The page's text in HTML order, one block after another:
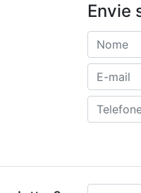
Envie
Nome
E-mail
Telefone